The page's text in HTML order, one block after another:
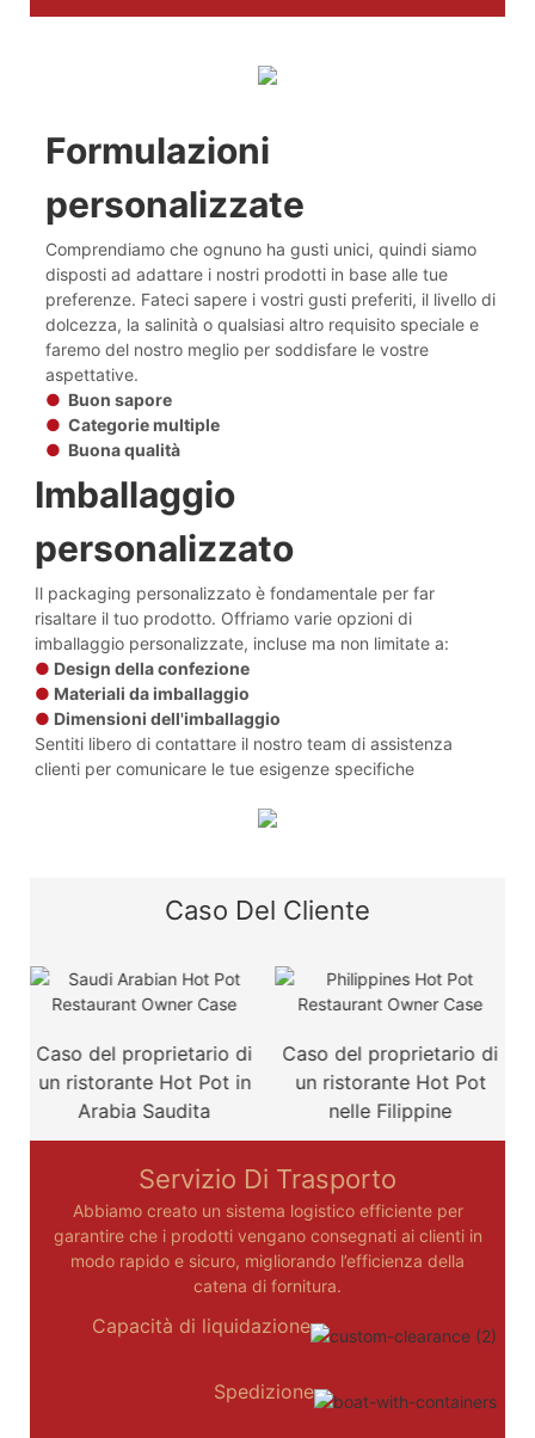
Formulazioni
personalizzate
Comprendiamo che ognuno ha gusti unici, quindi siamo
disposti ad adattare i nostri prodotti in base alle tue
preferenze. Fateci sapere i vostri gusti preferiti, il livello di
dolcezza, la salinità o qualsiasi altro requisito speciale e
faremo del nostro meglio per soddisfare le vostre
aspettative.
● Buon sapore
● Categorie multiple
● Buona qualità
Imballaggio
personalizzato
Il packaging personalizzato è fondamentale per far
risaltare il tuo prodotto. Offriamo varie opzioni di
imballaggio personalizzate, incluse ma non limitate a:
● Design della confezione
● Materiali da imballaggio
● Dimensioni dell'imballaggio
Sentiti libero di contattare il nostro team di assistenza
clienti per comunicare le tue esigenze specifiche
Caso Del Cliente
Caso del proprietario di
un ristorante Hot Pot in
Arabia Saudita
Caso del proprietario di
un ristorante Hot Pot
nelle Filippine
Servizio Di Trasporto
Abbiamo creato un sistema logistico efficiente per
garantire che i prodotti vengano consegnati ai clienti in
modo rapido e sicuro, migliorando l’efficienza della
catena di fornitura.
Capacità di liquidazione
Spedizione